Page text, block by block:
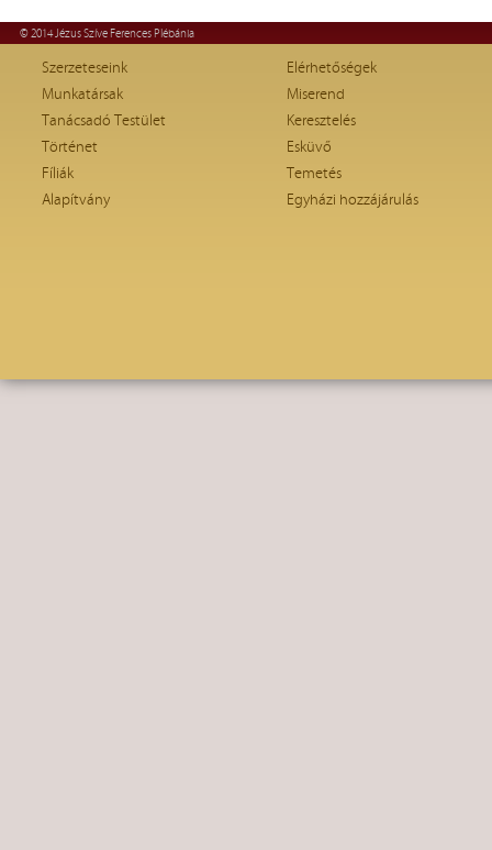
© 2014 Jézus Szíve Ferences Plébánia
Szerzeteseink
Munkatársak
Tanácsadó Testület
Történet
Fíliák
Alapítvány
Elérhetőségek
Miserend
Keresztelés
Esküvő
Temetés
Egyházi hozzájárulás